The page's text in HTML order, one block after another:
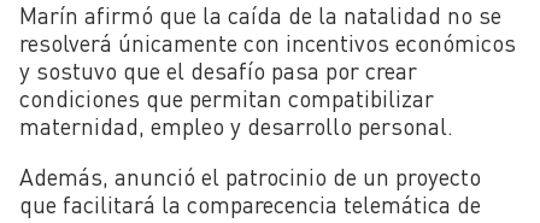
Marín afirmó que la caída de la natalidad no se
resolverá únicamente con incentivos económicos
y sostuvo que el desafío pasa por crear
condiciones que permitan compatibilizar
maternidad, empleo y desarrollo personal.
Además, anunció el patrocinio de un proyecto
que facilitará la comparecencia telemática de